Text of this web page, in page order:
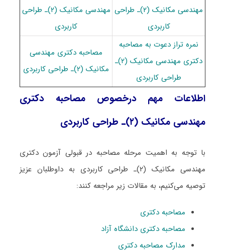
مهندسی مکانیک (۲)ـ طراحی
کاربردی
مهندسی مکانیک (۲)ـ طراحی
کاربردی
نمره تراز دعوت به مصاحبه
دکتری مهندسی مکانیک (۲)ـ
طراحی کاربردی
مصاحبه دکتری مهندسی
مکانیک (۲)ـ طراحی کاربردی
اطلاعات مهم درخصوص مصاحبه دکتری
مهندسی مکانیک (۲)ـ طراحی کاربردی
با توجه به اهمیت مرحله مصاحبه در قبولی آزمون دکتری
مهندسی مکانیک (۲)ـ طراحی کاربردی به داوطلبان عزیز
توصیه می‌کنیم، به مقالات زیر مراجعه کنند:
مصاحبه دکتری
مصاحبه دکتری دانشگاه آزاد
مدارک مصاحبه دکتری